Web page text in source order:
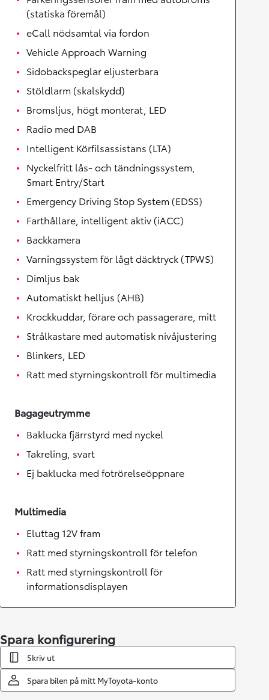
(statiska föremål)
eCall nödsamtal via fordon
Vehicle Approach Warning
Sidobackspeglar eljusterbara
Stöldlarm (skalskydd)
Bromsljus, högt monterat, LED
Radio med DAB
Intelligent Körfilsassistans (LTA)
Nyckelfritt lås- och tändningssystem,
Smart Entry/Start
Emergency Driving Stop System (EDSS)
Farthållare, intelligent aktiv (iACC)
Backkamera
Varningssystem för lågt däcktryck (TPWS)
Dimljus bak
Automatiskt helljus (AHB)
Krockkuddar, förare och passagerare, mitt
Strålkastare med automatisk nivåjustering
Blinkers, LED
Ratt med styrningskontroll för multimedia
Bagageutrymme
Baklucka fjärrstyrd med nyckel
Takreling, svart
Ej baklucka med fotrörelseöppnare
Multimedia
Eluttag 12V fram
Ratt med styrningskontroll för telefon
Ratt med styrningskontroll för
informationsdisplayen
Spara konfigurering
Skriv ut
Spara bilen på mitt MyToyota-konto